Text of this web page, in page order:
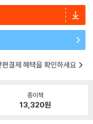
결제 혜택을 확인하세요
종이책
13,320원